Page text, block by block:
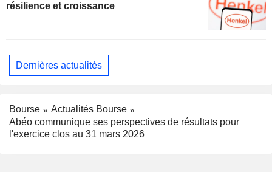
résilience et croissance
Dernières actualités
Bourse
Actualités Bourse
Abéo communique ses perspectives de résultats pour
l'exercice clos au 31 mars 2026